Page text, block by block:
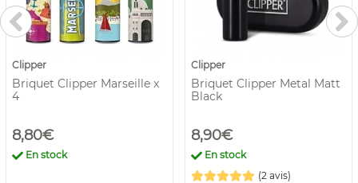
Clipper
Briquet Clipper Marseille x
4
8,80€
En stock
Clipper
Briquet Clipper Metal Matt
Black
8,90€
En stock
(2 avis)